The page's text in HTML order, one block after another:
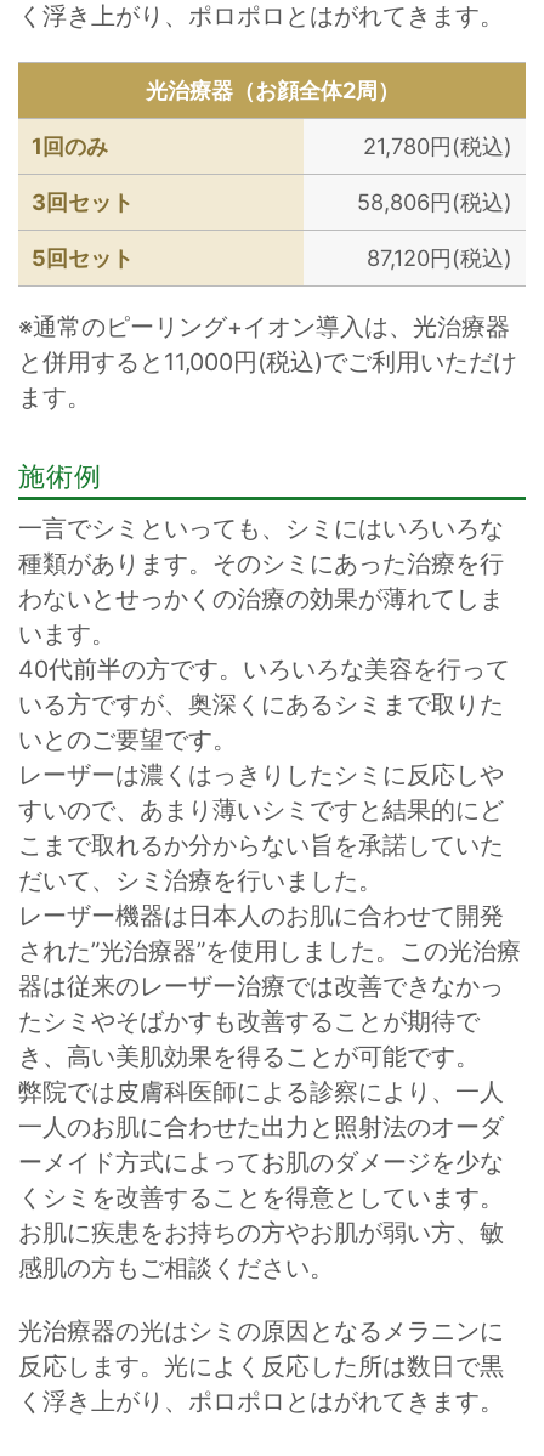
く浮き上がり、ポロポロとはがれてきます。
光治療器（お顔全体2周）
1回のみ 21,780円(税込)
3回セット 58,806円(税込)
5回セット 87,120円(税込)
※通常のピーリング+イオン導入は、光治療器
と併用すると11,000円(税込)でご利用いただけ
ます。
施術例
一言でシミといっても、シミにはいろいろな
種類があります。そのシミにあった治療を行
わないとせっかくの治療の効果が薄れてしま
います。
40代前半の方です。いろいろな美容を行って
いる方ですが、奥深くにあるシミまで取りた
いとのご要望です。
レーザーは濃くはっきりしたシミに反応しや
すいので、あまり薄いシミですと結果的にど
こまで取れるか分からない旨を承諾していた
だいて、シミ治療を行いました。
レーザー機器は日本人のお肌に合わせて開発
された”光治療器”を使用しました。この光治療
器は従来のレーザー治療では改善できなかっ
たシミやそばかすも改善することが期待で
き、高い美肌効果を得ることが可能です。
弊院では皮膚科医師による診察により、一人
一人のお肌に合わせた出力と照射法のオーダ
ーメイド方式によってお肌のダメージを少な
くシミを改善することを得意としています。
お肌に疾患をお持ちの方やお肌が弱い方、敏
感肌の方もご相談ください。
光治療器の光はシミの原因となるメラニンに
反応します。光によく反応した所は数日で黒
く浮き上がり、ポロポロとはがれてきます。